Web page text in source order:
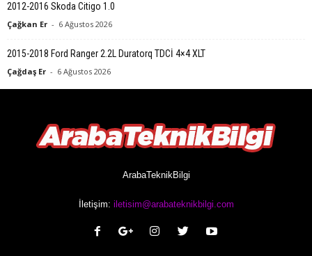
2012-2016 Skoda Citigo 1.0
Çağkan Er - 6 Ağustos 2026
2015-2018 Ford Ranger 2.2L Duratorq TDCİ 4×4 XLT
Çağdaş Er - 6 Ağustos 2026
ArabaTeknikBilgi
İletişim: iletisim@arabateknikbilgi.com